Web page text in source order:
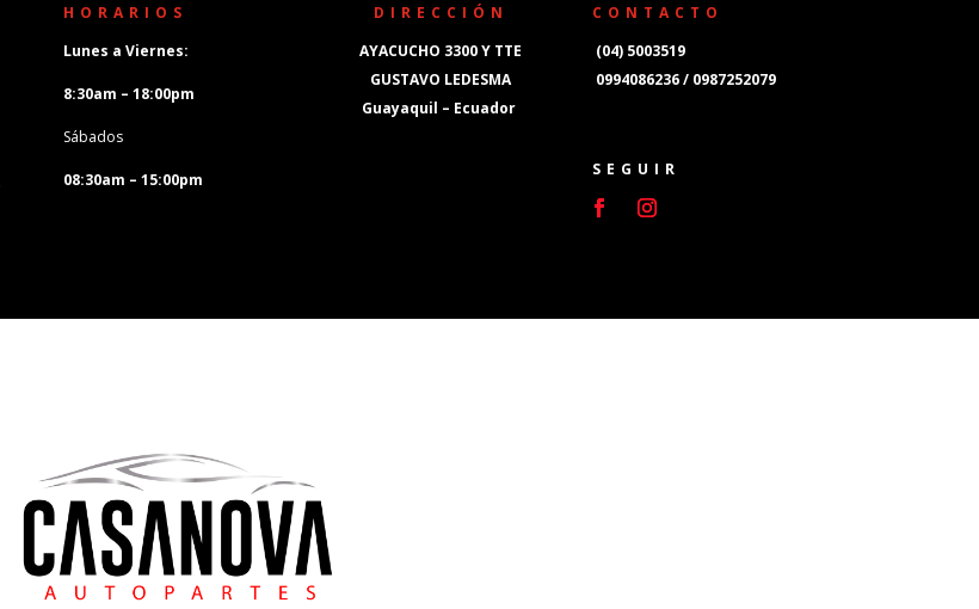
HORARIOS
Lunes a Viernes:
8:30am – 18:00pm
Sábados
08:30am – 15:00pm
DIRECCIÓN
AYACUCHO 3300 Y TTE
GUSTAVO LEDESMA
Guayaquil – Ecuador
CONTACTO
(04) 5003519
0994086236 / 0987252079
SEGUIR